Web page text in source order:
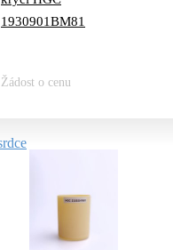
1930901BM81
Žádost o cenu